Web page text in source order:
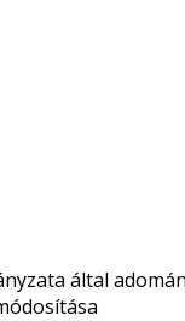
által